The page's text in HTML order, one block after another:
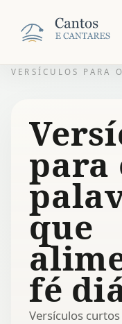
VERSÍCULOS PARA
para
que
fé
Versículos